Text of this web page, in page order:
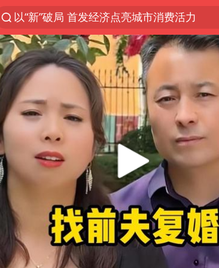
以“新”破局 首发经济点亮城市消费活力
台风白海豚影响中国已成定局
中方回应是否开采太平洋海底稀土资源
外交部发言人就广岛核爆81周年等答记者问
昆明石林火把节
台风白海豚即将进入48小时警戒线
我国编制完成新版全月地质图
胡塞武装袭扰红海航运行动升级
郑国霖回应去景区上班被保安拦下
80后女柜员逆袭成4200亿银行副行长
感觉全东北都在等7号